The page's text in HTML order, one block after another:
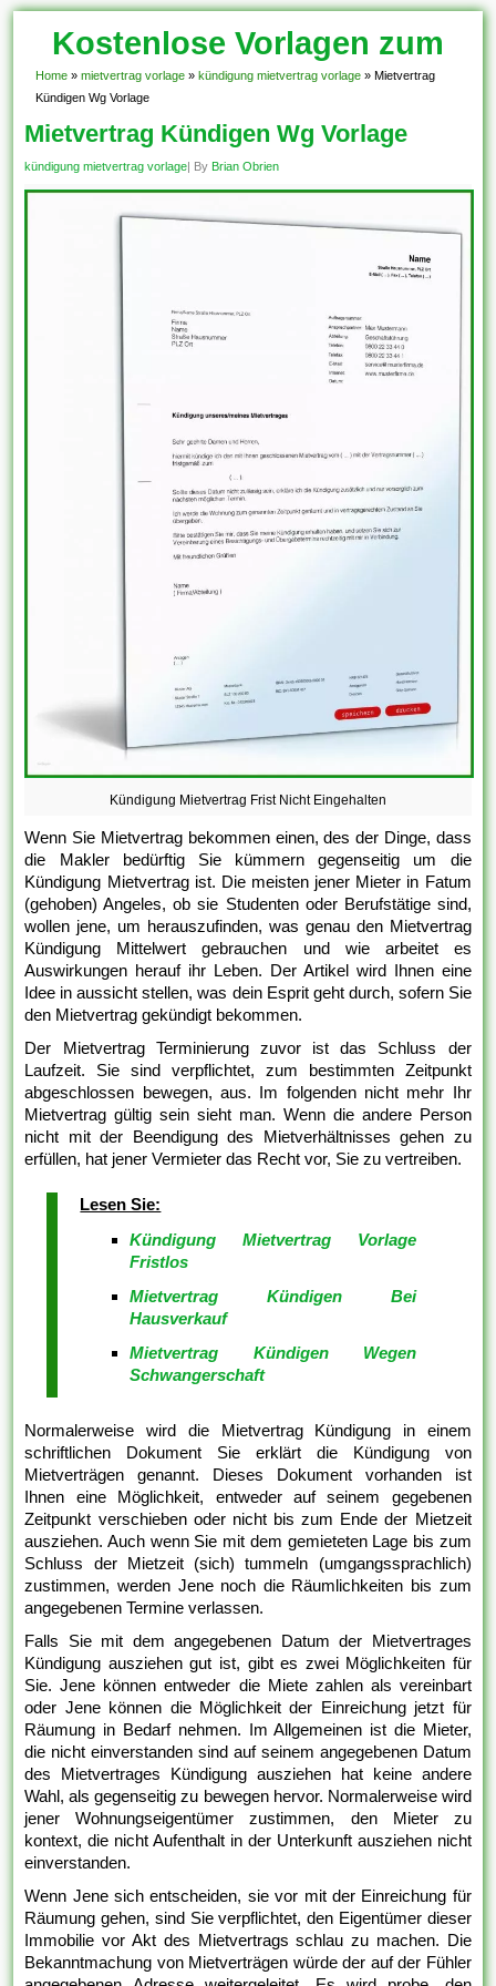
Kostenlose Vorlagen zum
Download!
Home » mietvertrag vorlage » kündigung mietvertrag vorlage » Mietvertrag
Kündigen Wg Vorlage
Mietvertrag Kündigen Wg Vorlage
kündigung mietvertrag vorlage| By Brian Obrien
Kündigung Mietvertrag Frist Nicht Eingehalten
Wenn Sie Mietvertrag bekommen einen, des der Dinge, dass
die Makler bedürftig Sie kümmern gegenseitig um die
Kündigung Mietvertrag ist. Die meisten jener Mieter in Fatum
(gehoben) Angeles, ob sie Studenten oder Berufstätige sind,
wollen jene, um herauszufinden, was genau den Mietvertrag
Kündigung Mittelwert gebrauchen und wie arbeitet es
Auswirkungen herauf ihr Leben. Der Artikel wird Ihnen eine
Idee in aussicht stellen, was dein Esprit geht durch, sofern Sie
den Mietvertrag gekündigt bekommen.
Der Mietvertrag Terminierung zuvor ist das Schluss der
Laufzeit. Sie sind verpflichtet, zum bestimmten Zeitpunkt
abgeschlossen bewegen, aus. Im folgenden nicht mehr Ihr
Mietvertrag gültig sein sieht man. Wenn die andere Person
nicht mit der Beendigung des Mietverhältnisses gehen zu
erfüllen, hat jener Vermieter das Recht vor, Sie zu vertreiben.
Lesen Sie:
Kündigung Mietvertrag Vorlage
Fristlos
Mietvertrag Kündigen Bei
Hausverkauf
Mietvertrag Kündigen Wegen
Schwangerschaft
Normalerweise wird die Mietvertrag Kündigung in einem
schriftlichen Dokument Sie erklärt die Kündigung von
Mietverträgen genannt. Dieses Dokument vorhanden ist
Ihnen eine Möglichkeit, entweder auf seinem gegebenen
Zeitpunkt verschieben oder nicht bis zum Ende der Mietzeit
ausziehen. Auch wenn Sie mit dem gemieteten Lage bis zum
Schluss der Mietzeit (sich) tummeln (umgangssprachlich)
zustimmen, werden Jene noch die Räumlichkeiten bis zum
angegebenen Termine verlassen.
Falls Sie mit dem angegebenen Datum der Mietvertrages
Kündigung ausziehen gut ist, gibt es zwei Möglichkeiten für
Sie. Jene können entweder die Miete zahlen als vereinbart
oder Jene können die Möglichkeit der Einreichung jetzt für
Räumung in Bedarf nehmen. Im Allgemeinen ist die Mieter,
die nicht einverstanden sind auf seinem angegebenen Datum
des Mietvertrages Kündigung ausziehen hat keine andere
Wahl, als gegenseitig zu bewegen hervor. Normalerweise wird
jener Wohnungseigentümer zustimmen, den Mieter zu
kontext, die nicht Aufenthalt in der Unterkunft ausziehen nicht
einverstanden.
Wenn Jene sich entscheiden, sie vor mit der Einreichung für
Räumung gehen, sind Sie verpflichtet, den Eigentümer dieser
Immobilie vor Akt des Mietvertrags schlau zu machen. Die
Bekanntmachung von Mietverträgen würde der auf der Fühler